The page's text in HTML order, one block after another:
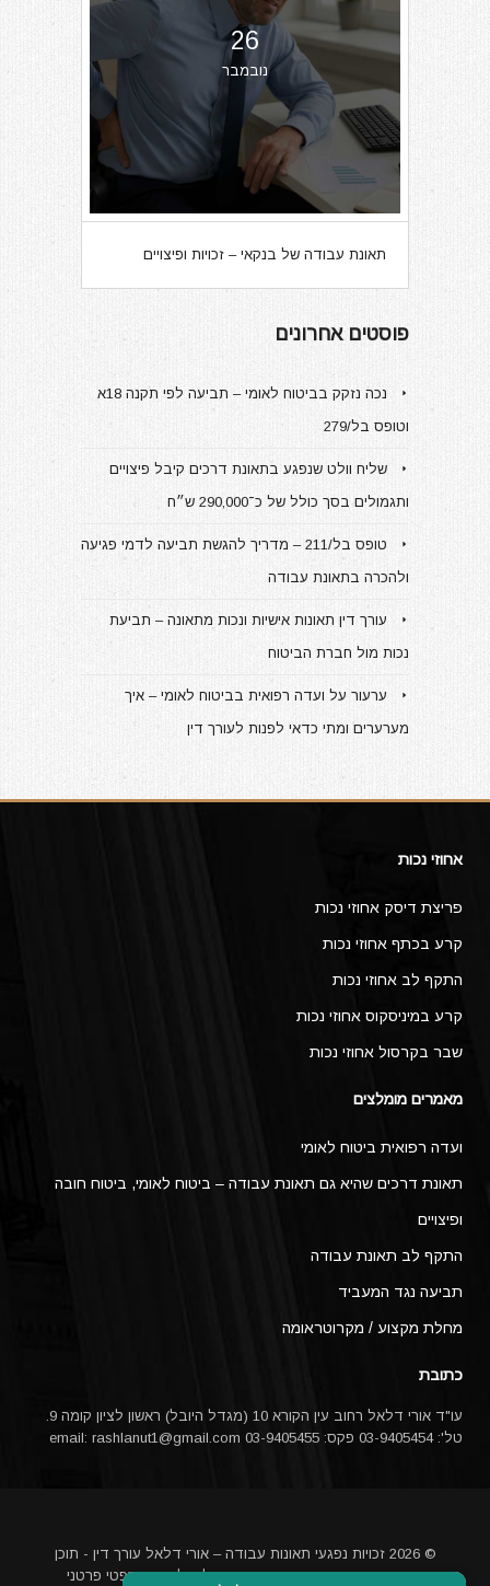
26
נובמבר
תאונת עבודה של בנקאי – זכויות ופיצויים
פוסטים אחרונים
נכה נזקק בביטוח לאומי – תביעה לפי תקנה 18א
וטופס בל/279
שליח וולט שנפגע בתאונת דרכים קיבל פיצויים
ותגמולים בסך כולל של כ־290,000 ש״ח
טופס בל/211 – מדריך להגשת תביעה לדמי פגיעה
ולהכרה בתאונת עבודה
עורך דין תאונות אישיות ונכות מתאונה – תביעת
נכות מול חברת הביטוח
ערעור על ועדה רפואית בביטוח לאומי – איך
מערערים ומתי כדאי לפנות לעורך דין
אחוזי נכות
פריצת דיסק אחוזי נכות
קרע בכתף אחוזי נכות
התקף לב אחוזי נכות
קרע במיניסקוס אחוזי נכות
שבר בקרסול אחוזי נכות
מאמרים מומלצים
ועדה רפואית ביטוח לאומי
תאונת דרכים שהיא גם תאונת עבודה – ביטוח לאומי, ביטוח חובה
ופיצויים
התקף לב תאונת עבודה
תביעה נגד המעביד
מחלת מקצוע / מקרוטראומה
כתובת
עו"ד אורי דלאל רחוב עין הקורא 10 (מגדל היובל) ראשון לציון קומה 9.
טל': 03-9405454 פקס: 03-9405455 email:
rashlanut1@gmail.com
© 2026 זכויות נפגעי תאונות עבודה – אורי דלאל עורך דין - תוכן
האתר אינו מהווה ייעוץ משפטי או תחליף לייעוץ משפטי פרטני